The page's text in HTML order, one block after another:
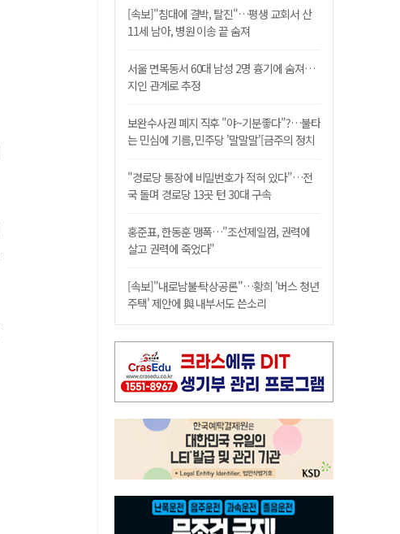
[속보]"침대에 결박, 탈진"…평생 교회서 산
11세 남아, 병원 이송 끝 숨져
서울 면목동서 60대 남성 2명 흉기에 숨져…
지인 관계로 추정
보완수사권 폐지 직후 "야~기분좋다"?…불타
는 민심에 기름, 민주당 '말말말'[금주의 정치
"경로당 통장에 비밀번호가 적혀 있다"…전
국 돌며 경로당 13곳 턴 30대 구속
홍준표, 한동훈 맹폭…"조선제일껌, 권력에
살고 권력에 죽었다"
[속보]"내로남불·탁상공론"…황희 '버스 청년
주택' 제안에 與 내부서도 쓴소리